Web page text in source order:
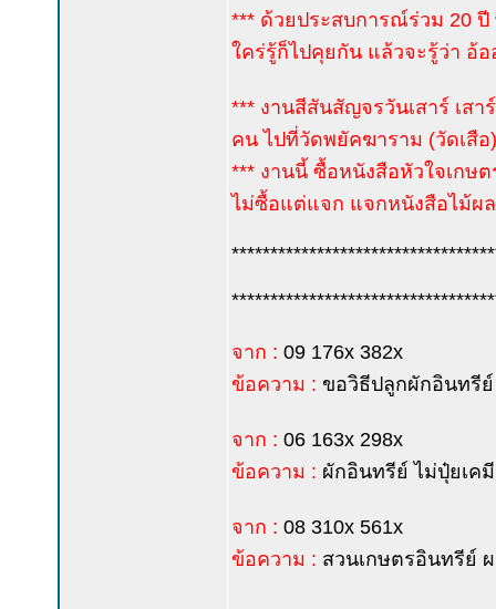
*** ด้วยประสบการณ์ร่วม 20
ใคร่รู้ก็ไปคุยกัน แล้วจะรู้ว่า อ้อ
*** งานสีสันสัญจรวันเสาร์ เส
คน ไปที่วัดพยัคฆาราม (วัดเสื
*** งานนี้ ซื้อหนังสือหัวใจเกษ
ไม่ซื้อแต่แจก แจกหนังสือไม้ผ
จาก : 09 176x 382x
ข้อความ : ขอวิธีปลูกผักอินทรี
จาก : 06 163x 298x
ข้อความ : ผักอินทรีย์ ไม่ปุ๋ยเค
จาก : 08 310x 561x
ข้อความ : สวนเกษตรอินทรีย์